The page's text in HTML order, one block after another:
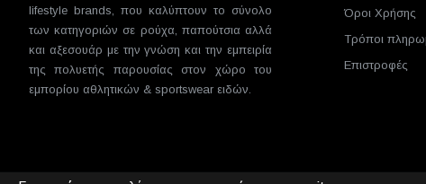
lifestyle brands, που καλύπτουν το σύνολο
των κατηγοριών σε ρούχα, παπούτσια αλλά
και αξεσουάρ με την γνώση και την εμπειρία
της πολυετής παρουσίας στον χώρο του
εμπορίου αθλητικών & sportswear ειδών.
Όροι Χρήσης
Τρόποι
Επιστροφές